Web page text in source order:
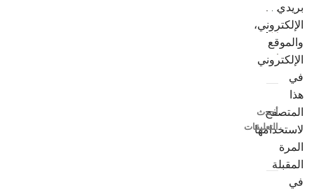
بريدي
الإلكتروني،
والموقع
الإلكتروني
في
هذا
المتصفح
لاستخدامها
المرة
المقبلة
في
أحدث
التعليقات